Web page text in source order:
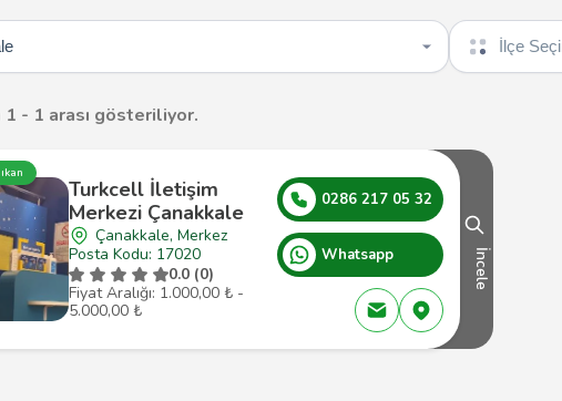
İlçe seçin
1 - 1 arası gösteriliyor.
Turkcell İletişim
Merkezi Çanakkale
Çanakkale, Merkez
Posta Kodu: 17020
0.0 (0)
Fiyat Aralığı: 1.000,00 ₺ -
5.000,00 ₺
0286 217 05 32
Whatsapp İncele